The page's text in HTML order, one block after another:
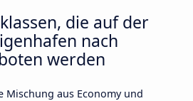
die auf der
nach
werden
Mischung aus Economy und